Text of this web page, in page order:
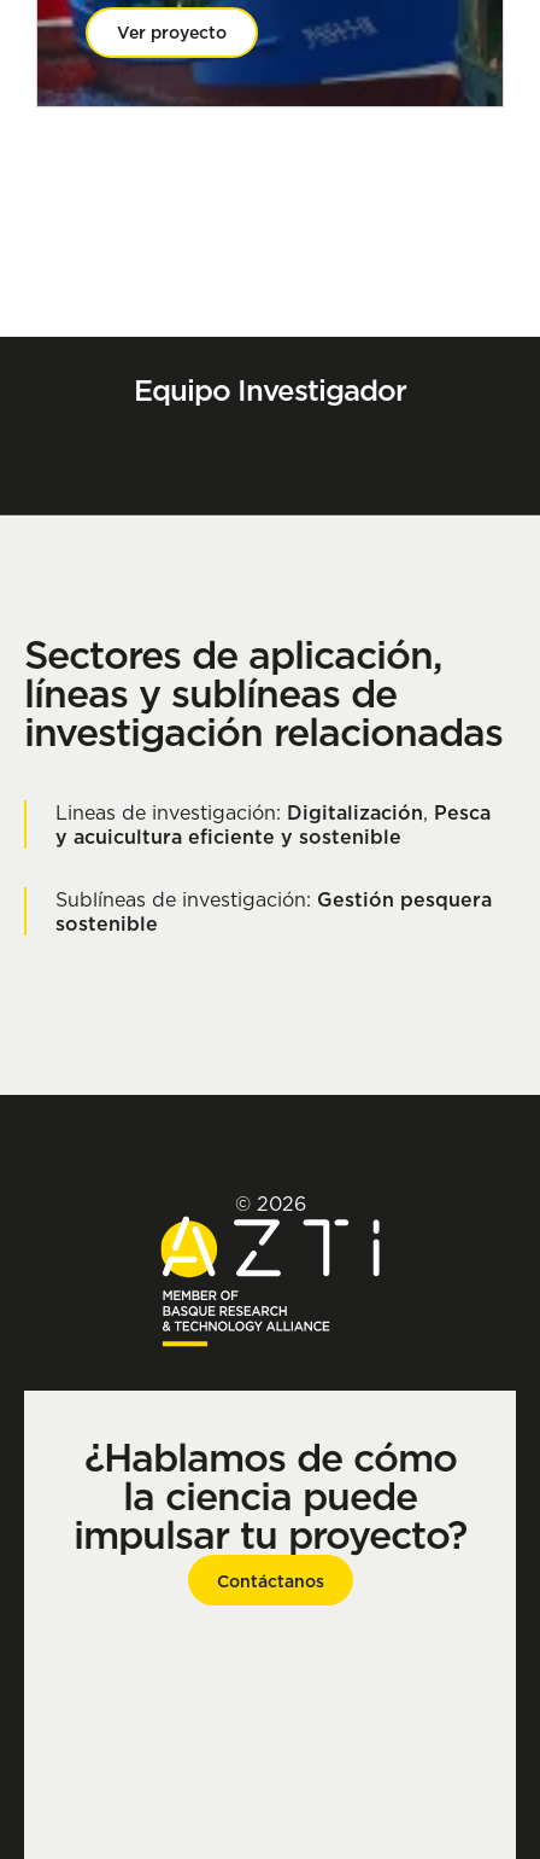
Ver proyecto
Equipo Investigador
Sectores de aplicación,
líneas y sublíneas de
investigación relacionadas
Lineas de investigación: Digitalización, Pesca
y acuicultura eficiente y sostenible
Sublíneas de investigación: Gestión pesquera
sostenible
© 2026
¿Hablamos de cómo
la ciencia puede
impulsar tu proyecto?
Contáctanos